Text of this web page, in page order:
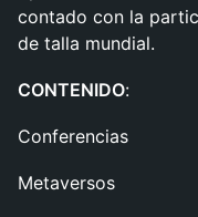
contado con la
de talla mundial.
CONTENIDO:
Conferencias
Metaversos